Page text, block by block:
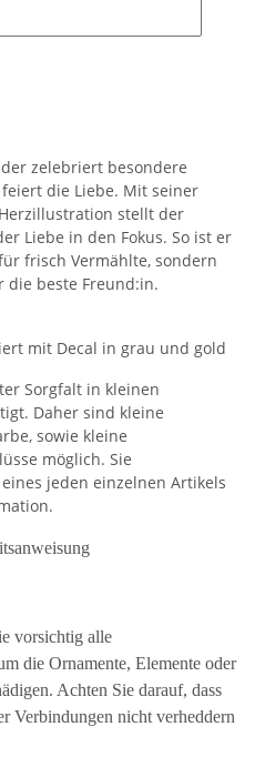
zelebriert besondere
die Liebe. Mit seiner
stellt der
Liebe in den Fokus. So ist er
frisch Vermählte, sondern
die beste Freund:in.
mit Decal in grau und gold
Sorgfalt in kleinen
Daher sind kleine
sowie kleine
möglich. Sie
jeden einzelnen Artikels
vorsichtig alle
die Ornamente, Elemente oder
Achten Sie darauf, dass
Verbindungen nicht verheddern